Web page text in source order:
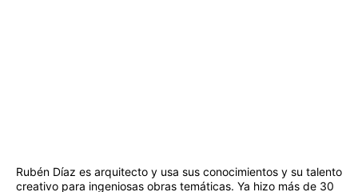
Rubén Díaz es arquitecto y usa sus conocimientos y su talento
creativo para ingeniosas obras temáticas. Ya hizo más de 30